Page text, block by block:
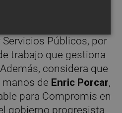
el Pacte del Grau
Urbanismo de las
Públicos, por
trabajo que gestiona
considera que
manos de Enric Porcar,
para Compromís en
gobierno progresista